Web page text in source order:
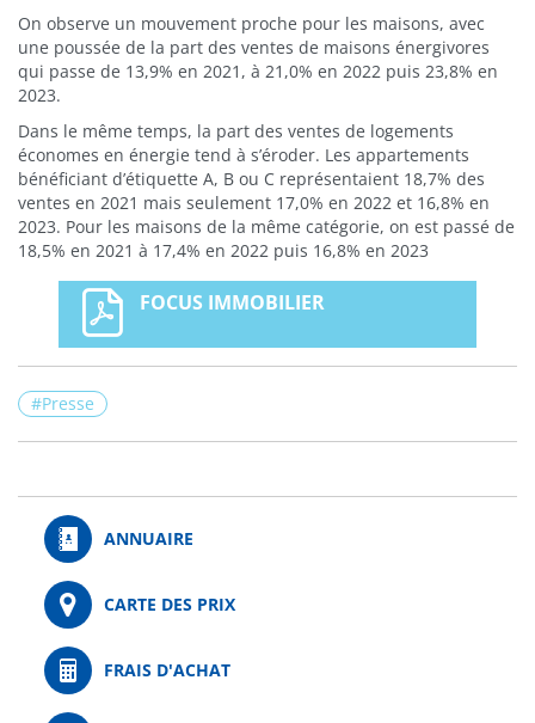
On observe un mouvement proche pour les maisons, avec
une poussée de la part des ventes de maisons énergivores
qui passe de 13,9% en 2021, à 21,0% en 2022 puis 23,8% en
2023.
Dans le même temps, la part des ventes de logements
économes en énergie tend à s’éroder. Les appartements
bénéficiant d’étiquette A, B ou C représentaient 18,7% des
ventes en 2021 mais seulement 17,0% en 2022 et 16,8% en
2023. Pour les maisons de la même catégorie, on est passé de
18,5% en 2021 à 17,4% en 2022 puis 16,8% en 2023
FOCUS IMMOBILIER
Presse
ANNUAIRE
CARTE DES PRIX
FRAIS D'ACHAT